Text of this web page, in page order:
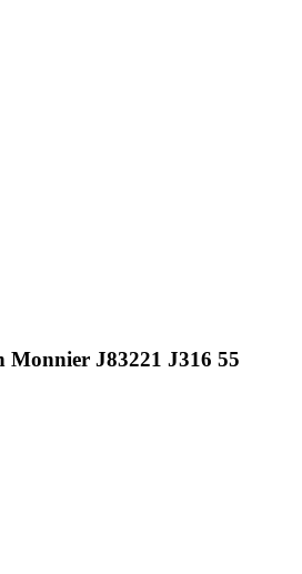
Monnier J83221 J316 55